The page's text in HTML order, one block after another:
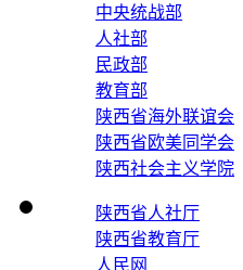
中央统战部
人社部
民政部
教育部
陕西省海外联谊会
陕西省欧美同学会
陕西社会主义学院
陕西省人社厅
陕西省教育厅
人民网